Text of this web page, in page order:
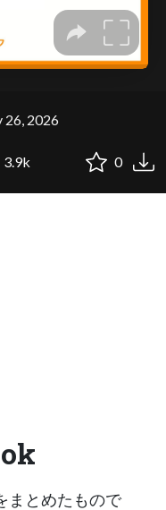
26, 2026
3.9k 0
まとめたもので